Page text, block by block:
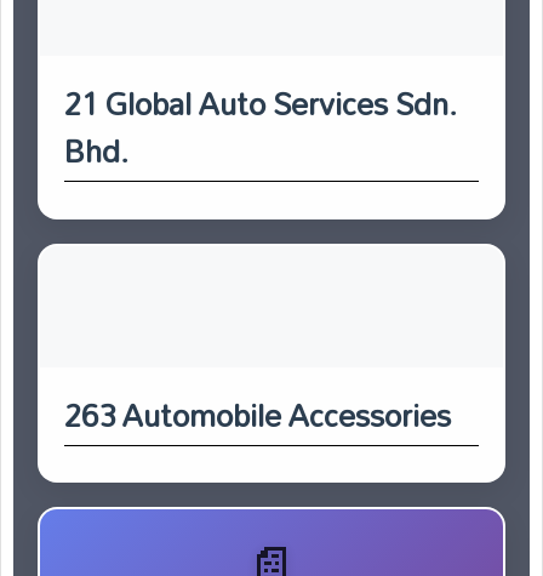
21 Global Auto Services Sdn.
Bhd.
263 Automobile Accessories